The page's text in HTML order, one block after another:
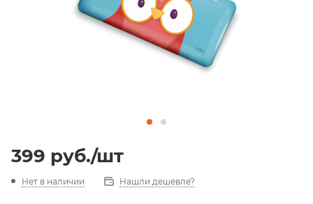
399 руб./шт
Нет в наличии Нашли дешевле?